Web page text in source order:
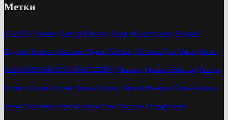
Метки
8 МАРТА Алексин Валерий Маслов Валерий Савостьянов Валерий
Ходулин Встреча Выставка Жуков Из Книги История Тулы Книга Книги
МАКАРОВ НИКОЛАЙ АЛЕКСЕЕВИЧ Макаров Макаров Николай Маслов
Митинг Москва Музей Николай Жуков Николай Макаров Они воевали за
речкой Опалённые войной улицы Тулы Писатель Поздравление